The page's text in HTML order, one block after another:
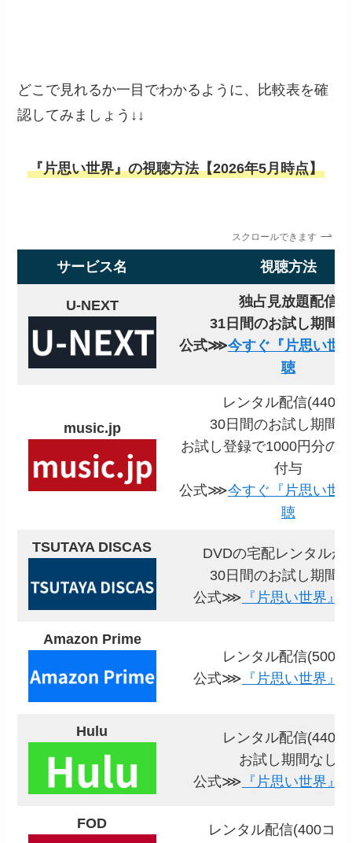
どこで見れるか一目でわかるように、比較表を確
認してみましょう↓↓
『片思い世界』の視聴方法【2026年5月時点】
スクロールできます
サービス名 視聴方法
U-NEXT
独占見放題配信
31日間のお試し期間
公式⋙今すぐ『片思い世
聴
music.jp
レンタル配信(440
30日間のお試し期間
お試し登録で1000円分の
付与
公式⋙今すぐ『片思い世
聴
TSUTAYA DISCAS
DVDの宅配レンタルが
30日間のお試し期間
公式⋙ 『片思い世界』
Amazon Prime
レンタル配信(500
公式⋙ 『片思い世界』
Hulu
レンタル配信(440
お試し期間なし
公式⋙ 『片思い世界』
FOD
レンタル配信(400コ